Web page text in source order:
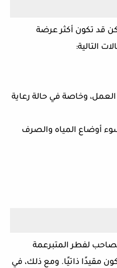
قد تكون أكثر عرضة
التالية:
وخاصة في حالة رعاية
أوضاع المياه والصرف
لفطر المتبرعمة
مقيدًا ذاتيًا. ومع ذلك، في